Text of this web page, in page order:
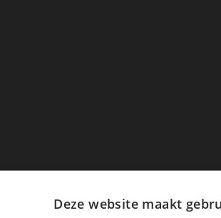
in Breepark. Als eerste op
ons op social media.
Deze website maakt